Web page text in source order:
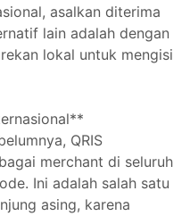
asalkan diterima
lain adalah dengan
lokal untuk mengisi
QRIS
merchant di seluruh
Ini adalah salah satu
asing, karena